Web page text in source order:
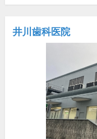
井川歯科医院